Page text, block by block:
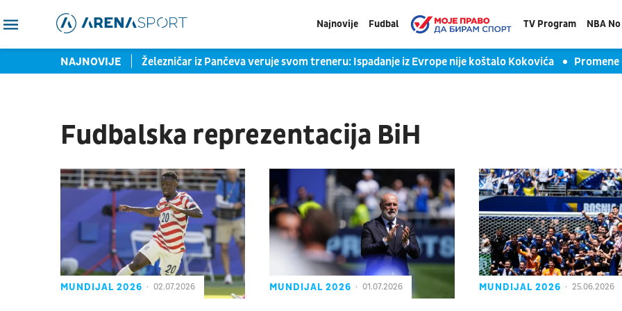
Najnovije Fudbal TV Program NBA
NAJNOVIJE
malo generalna proba Železničar iz Pančeva veruje svom treneru: Ispadanje iz Evrope nije koštalo Kokovića
Fudbalska reprezentacija BiH
MUNDIJAL 2026 02.07.2026 MUNDIJAL 2026 01.07.2026 MUNDIJAL 2026 25.06.2026